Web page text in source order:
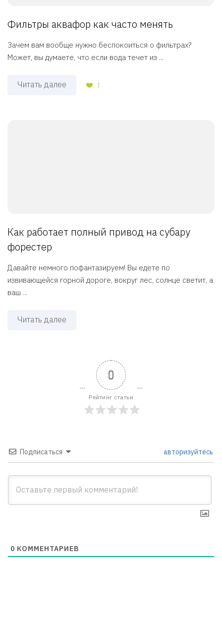
Фильтры аквафор как часто менять
Зачем вам вообще нужно беспокоиться о фильтрах?
Может, вы думаете, что если вода течет из ...
Читать далее 1
Как работает полный привод на субару
форестер
Давайте немного пофантазируем! Вы едете по
извивающейся горной дороге, вокруг лес, солнце светит, а
ваш ...
Читать далее
0
Рейтинг статьи
Подписаться авторизуйтесь
0 КОММЕНТАРИЕВ